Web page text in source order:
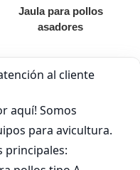
Jaula para pollos
asadores